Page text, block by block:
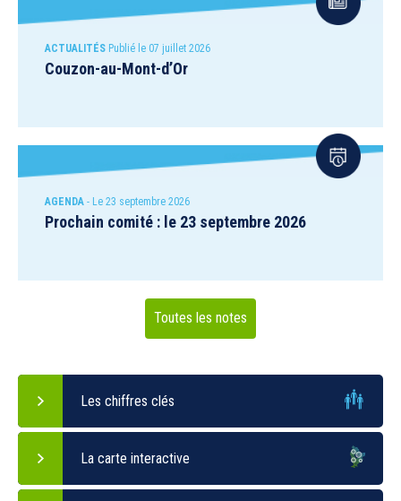
ACTUALITÉS Publié le 07 juillet 2026
Couzon-au-Mont-d’Or
AGENDA - Le 23 septembre 2026
Prochain comité : le 23 septembre 2026
Toutes les notes
Les chiffres clés
La carte interactive